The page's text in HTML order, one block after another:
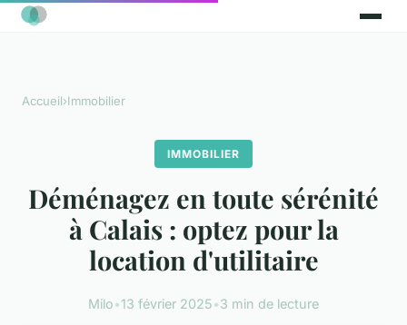
Accueil›Immobilier
IMMOBILIER
Déménagez en toute sérénité
à Calais : optez pour la
location d'utilitaire
Milo•13 février 2025•3 min de lecture